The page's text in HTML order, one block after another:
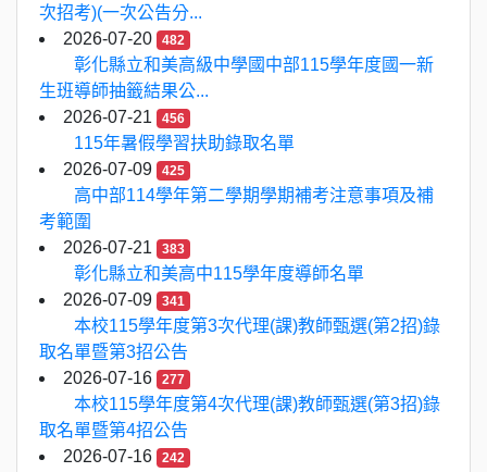
次招考)(一次公告分...
2026-07-20
482
彰化縣立和美高級中學國中部115學年度國一新
生班導師抽籤結果公...
2026-07-21
456
115年暑假學習扶助錄取名單
2026-07-09
425
高中部114學年第二學期學期補考注意事項及補
考範圍
2026-07-21
383
彰化縣立和美高中115學年度導師名單
2026-07-09
341
本校115學年度第3次代理(課)教師甄選(第2招)錄
取名單暨第3招公告
2026-07-16
277
本校115學年度第4次代理(課)教師甄選(第3招)錄
取名單暨第4招公告
2026-07-16
242